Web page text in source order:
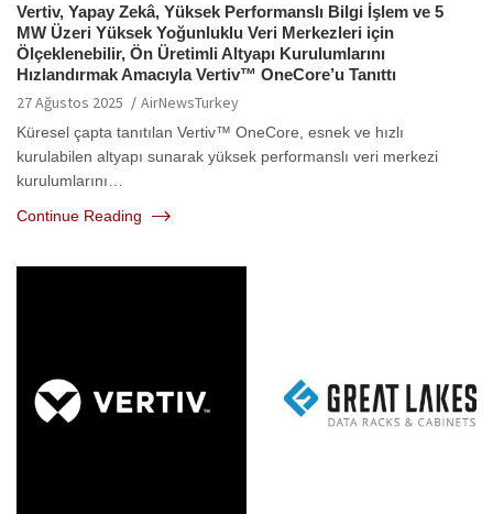
Vertiv, Yapay Zekâ, Yüksek Performanslı Bilgi İşlem ve 5
MW Üzeri Yüksek Yoğunluklu Veri Merkezleri için
Ölçeklenebilir, Ön Üretimli Altyapı Kurulumlarını
Hızlandırmak Amacıyla Vertiv™ OneCore’u Tanıttı
27 Ağustos 2025 AirNewsTurkey
Küresel çapta tanıtılan Vertiv™ OneCore, esnek ve hızlı
kurulabilen altyapı sunarak yüksek performanslı veri merkezi
kurulumlarını…
Continue Reading